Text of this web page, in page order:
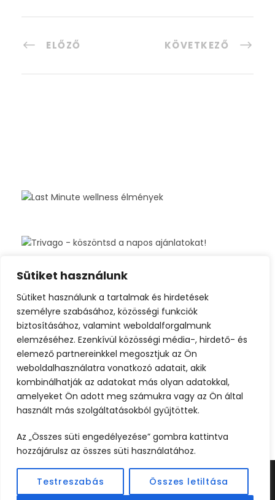
Sütiket használunk
Sütiket használunk a tartalmak és hirdetések
személyre szabásához, közösségi funkciók
biztosításához, valamint weboldalforgalmunk
elemzéséhez. Ezenkívül közösségi média-, hirdető- és
elemező partnereinkkel megosztjuk az Ön
weboldalhasználatra vonatkozó adatait, akik
kombinálhatják az adatokat más olyan adatokkal,
amelyeket Ön adott meg számukra vagy az Ön által
használt más szolgáltatásokból gyűjtöttek.
Az „Összes süti engedélyezése” gombra kattintva
hozzájárulsz az összes süti használatához.
Testreszabás Összes letiltása
ELŐZŐ KÖVETKEZŐ